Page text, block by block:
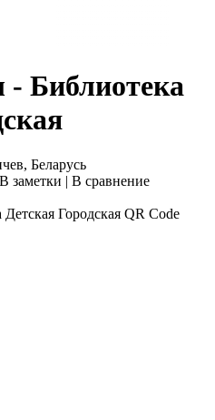
Библиотека
Беларусь
В заметки | В сравнение